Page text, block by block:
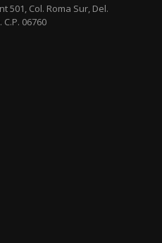
501, Col. Roma Sur, Del.
06760​